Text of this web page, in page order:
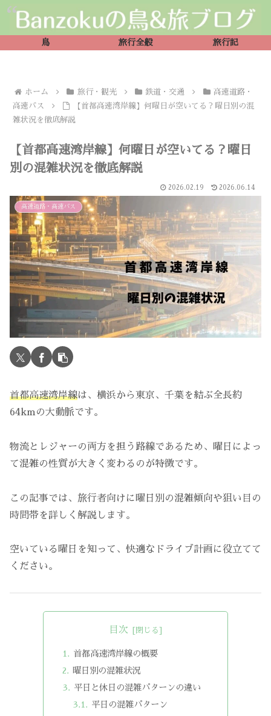
鳥 旅行全般 旅行記
ホーム 旅行・観光 鉄道・交通
高速道路・
高速バス
【首都高速湾岸線】何曜日が空いてる？曜日別の混
雑状況を徹底解説
【首都高速湾岸線】何曜日が空いてる？曜日
別の混雑状況を徹底解説
2026.02.19 2026.06.14
高速道路・高速バス
首都高速湾岸線は、横浜から東京、千葉を結ぶ全長約
64kmの大動脈です。
物流とレジャーの両方を担う路線であるため、曜日によっ
て混雑の性質が大きく変わるのが特徴です。
この記事では、旅行者向けに曜日別の混雑傾向や狙い目の
時間帯を詳しく解説します。
空いている曜日を知って、快適なドライブ計画に役立てて
ください。
目次
首都高速湾岸線の概要
曜日別の混雑状況
平日と休日の混雑パターンの違い
平日の混雑パターン